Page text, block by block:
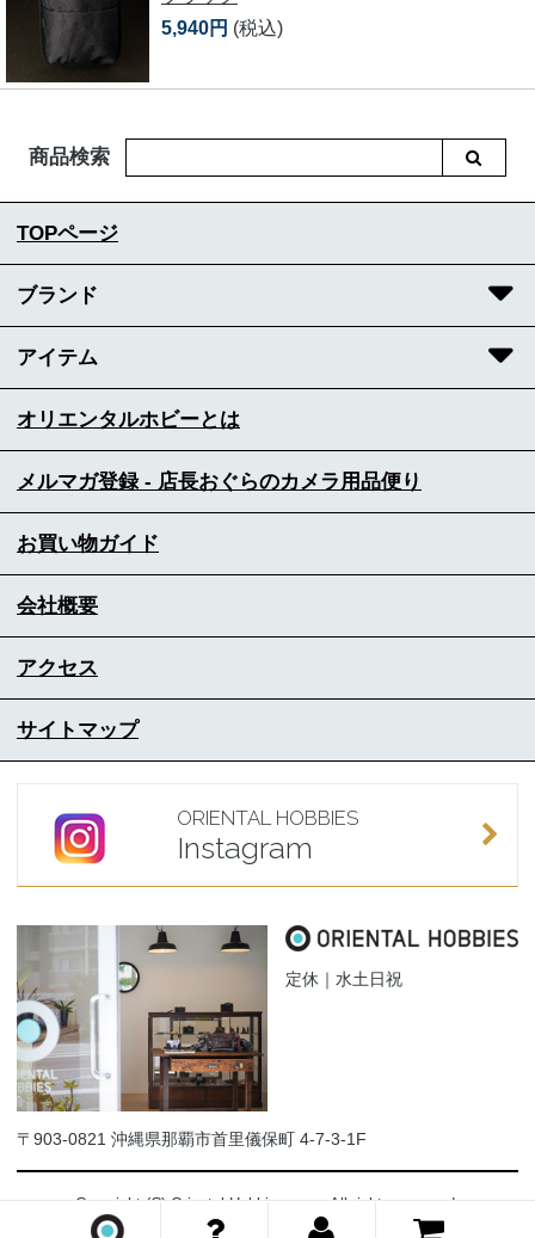
5,940円 (税込)
商品検索
TOPページ
ブランド
アイテム
オリエンタルホビーとは
メルマガ登録 - 店長おぐらのカメラ用品便り
お買い物ガイド
会社概要
アクセス
サイトマップ
ORIENTAL HOBBIES
Instagram
定休｜水土日祝
〒903-0821 沖縄県那覇市首里儀保町 4-7-3-1F
Copyright (C) Oriental-Hobbies.com. All rights reserved.